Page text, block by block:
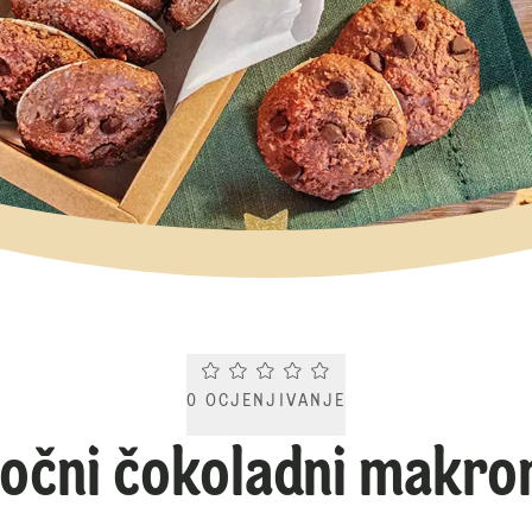
Current rating 0.0. Click to rate.
0 OCJENJIVANJE
čokoladni